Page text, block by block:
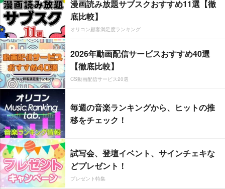
漫画読み放題サブスクおすすめ11選【徹
底比較】
オリコン顧客満足度ランキング
2026年動画配信サービスおすすめ40選
【徹底比較】
CS動画配信サービス20選
毎週の音楽ランキングから、ヒットの推
移をチェック！
試写会、登壇イベント、サインチェキな
どプレゼント！
プレゼント特集